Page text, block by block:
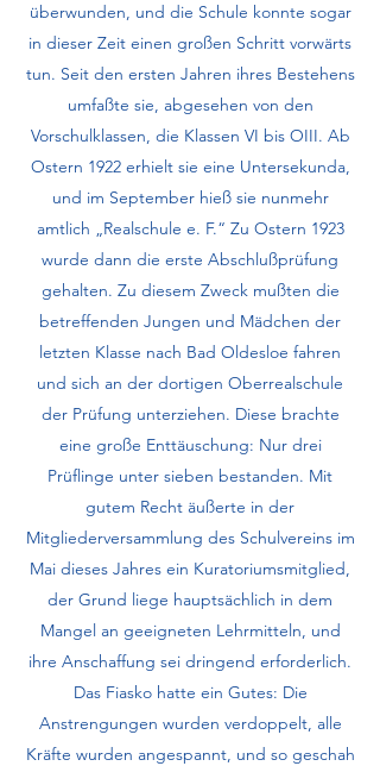
überwunden, und die Schule konnte sogar
in dieser Zeit einen großen Schritt vorwärts
tun. Seit den ersten Jahren ihres Bestehens
umfaßte sie, abgesehen von den
Vorschulklassen, die Klassen VI bis OIII. Ab
Ostern 1922 erhielt sie eine Untersekunda,
und im September hieß sie nunmehr
amtlich „Realschule e. F.“ Zu Ostern 1923
wurde dann die erste Abschlußprüfung
gehalten. Zu diesem Zweck mußten die
betreffenden Jungen und Mädchen der
letzten Klasse nach Bad Oldesloe fahren
und sich an der dortigen Oberrealschule
der Prüfung unter­ziehen. Diese brachte
eine große Enttäuschung: Nur drei
Prüflinge unter sieben bestanden. Mit
gutem Recht äußerte in der
Mitgliederversammlung des Schulvereins im
Mai dieses Jahres ein Kuratoriumsmitglied,
der Grund liege hauptsächlich in dem
Mangel an geeigneten Lehrmitteln, und
ihre Anschaffung sei dringend erforderlich.
Das Fiasko hatte ein Gutes: Die
Anstrengungen wurden verdoppelt, alle
Kräfte wurden angespannt, und so geschah